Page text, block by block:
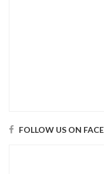
FOLLOW US ON